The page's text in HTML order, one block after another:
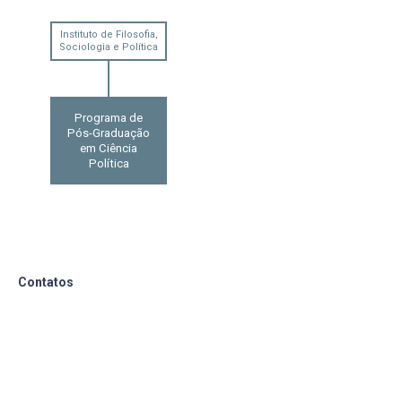
Instituto de Filosofia,
Sociologia e Política
Programa de
Pós-Graduação
em Ciência
Política
Contatos